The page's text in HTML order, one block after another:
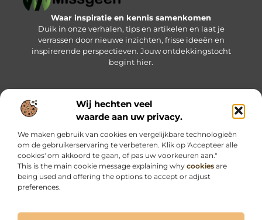
Wij hechten veel
waarde aan uw privacy.
We maken gebruik van cookies en vergelijkbare technologieën
om de gebruikerservaring te verbeteren. Klik op 'Accepteer alle
cookies' om akkoord te gaan, of pas uw voorkeuren aan."
This is the main cookie message explaining why cookies are
being used and offering the options to accept or adjust
preferences.
Waar inspiratie en kennis samenkomen
Duik in onze verhalen, tips en artikelen en laat je
verrassen door nieuwe inzichten, frisse ideeën en
inspirerende perspectieven. Jouw ontdekkingstocht
begint hier.
Bericht categorie
Onze informatie